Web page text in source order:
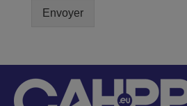
Envoyer